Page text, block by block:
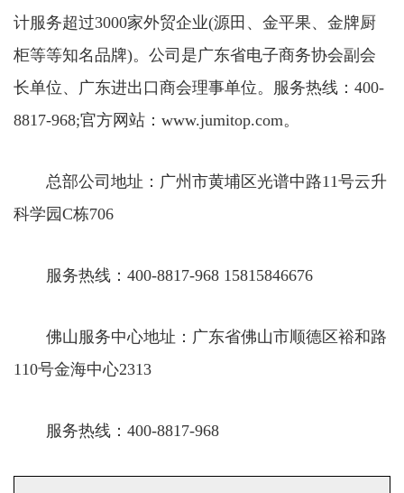
计服务超过3000家外贸企业(源田、金平果、金牌厨
柜等等知名品牌)。公司是广东省电子商务协会副会
长单位、广东进出口商会理事单位。服务热线：400-
8817-968;官方网站：www.jumitop.com。
总部公司地址：广州市黄埔区光谱中路11号云升
科学园C栋706
服务热线：400-8817-968 15815846676
佛山服务中心地址：广东省佛山市顺德区裕和路
110号金海中心2313
服务热线：400-8817-968